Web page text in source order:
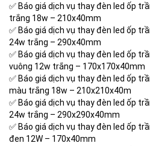
✅ Báo giá dịch vụ thay đèn led ốp
trắng 18w – 210x40mm
✅ Báo giá dịch vụ thay đèn led ốp
24w trắng – 290x40mm
✅ Báo giá dịch vụ thay đèn led ốp
vuông 12w trắng – 170x170x40mm
✅ Báo giá dịch vụ thay đèn led ốp
màu trắng 18w – 210x210x40m
✅ Báo giá dịch vụ thay đèn led ốp
24w trắng – 290x290x40mm
✅ Báo giá dịch vụ thay đèn led ốp
đen 12W – 170x40mm